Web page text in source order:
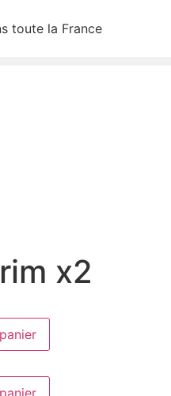
toute la France
x2